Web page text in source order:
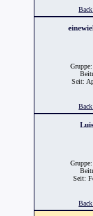
Seit:
Seit: